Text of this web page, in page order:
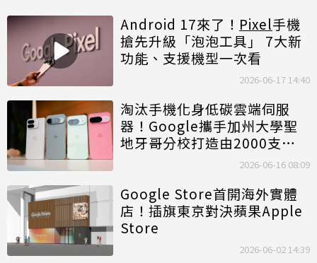
Android 17來了！ Pixel手機
搶先升級「泡泡工具」 7大新
功能、支援機型一次看
2026-06-17 14:40
淘汰手機化身低碳雲端伺服
器！Google攜手加州大學聖
地牙哥分校打造由2000支
組成的資料中心2026-06-16 08:09
Google Store首開海外實體
店！插旗東京對決蘋果Apple
Store
2026-06-02 14:39